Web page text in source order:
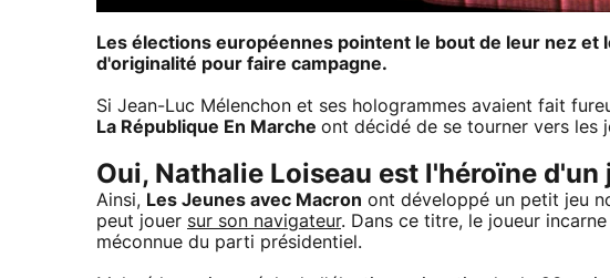
Les élections européennes pointent le bout de leur nez
d'originalité pour faire campagne.
Si Jean-Luc Mélenchon et ses hologrammes avaient fait
La République En Marche ont décidé de se tourner vers les
Oui, Nathalie Loiseau est l'héroïne d'un
Ainsi, Les Jeunes avec Macron ont développé un petit jeu
peut jouer sur son navigateur. Dans ce titre, le joueur
méconnue du parti présidentiel.